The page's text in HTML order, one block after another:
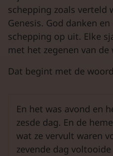
schepping zoals
Genesis. God danken
schepping op uit. Elke
met het zegenen van de
Dat begint met de
En het was avond en
zesde dag. En de
wat ze vervult waren
zevende dag